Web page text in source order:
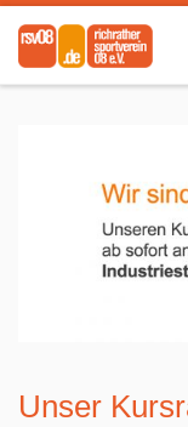
Zum Inhalt
Unser